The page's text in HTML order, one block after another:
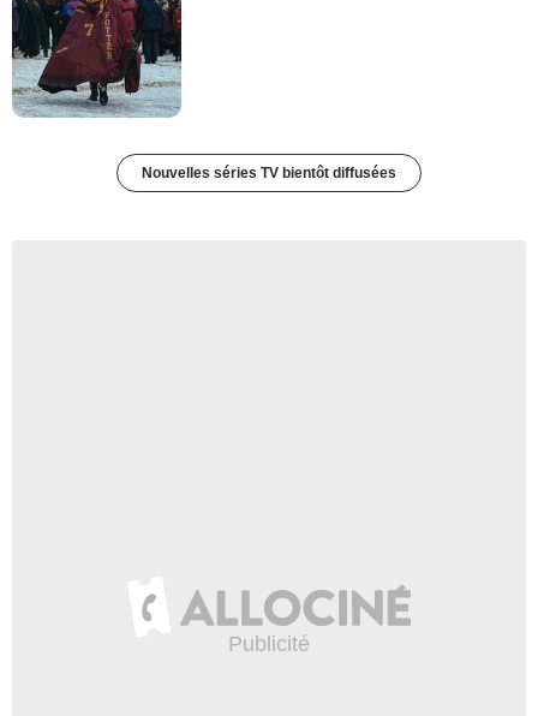
Nouvelles séries TV bientôt diffusées